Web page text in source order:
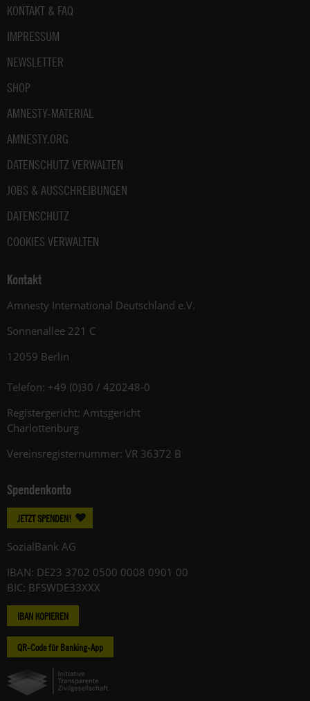
Fußbereich
KONTAKT & FAQ
IMPRESSUM
NEWSLETTER
SHOP
AMNESTY-MATERIAL
AMNESTY.ORG
DATENSCHUTZ VERWALTEN
JOBS & AUSSCHREIBUNGEN
DATENSCHUTZ
COOKIES VERWALTEN
Kontakt
Amnesty International Deutschland e.V.
Sonnenallee 221 C
12059 Berlin
Telefon: +49 (0)30 / 420248-0
Registergericht: Amtsgericht
Charlottenburg
Vereinsregisternummer: VR 36372 B
Spendenkonto
JETZT SPENDEN!
SozialBank AG
IBAN: DE23 3702 0500 0008 0901 00
BIC: BFSWDE33XXX
IBAN KOPIEREN
QR-Code für Banking-App